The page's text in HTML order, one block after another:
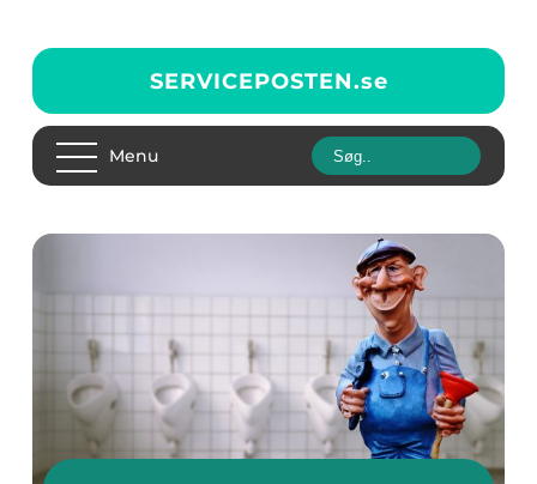
SERVICEPOSTEN.se
Menu